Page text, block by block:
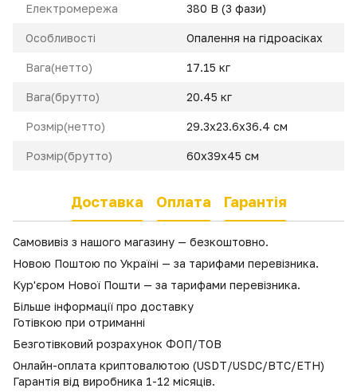
Електромережа 380 В (3 фази)
Особливості Опалення на гідроасіках
Вага(нетто) 17.15 кг
Вага(брутто) 20.45 кг
Розмір(нетто) 29.3x23.6x36.4 cм
Розмір(брутто) 60x39x45 см
Доставка Оплата Гарантія
Самовивіз з нашого магазину — безкоштовно.
Новою Поштою по Україні — за тарифами перевізника.
Кур'єром Нової Пошти — за тарифами перевізника.
Більше інформації про доставку
Готівкою при отриманні
Безготівковий розрахунок ФОП/ТОВ
Онлайн-оплата криптовалютою (USDT/USDC/BTC/ETH)
Гарантія від виробника 1-12 місяців.